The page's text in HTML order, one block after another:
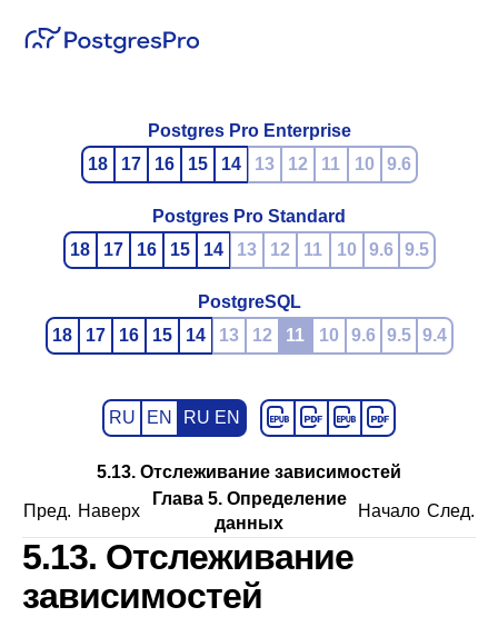
Postgres Pro Enterprise
18
17 16 15 14 13 12 11 10 9.6
Postgres Pro Standard
18
17 16 15 14 13 12 11 10 9.6 9.5
PostgreSQL
18
17 16 15 14 13 12 11 10 9.6 9.5 9.4
RU EN RU EN
5.13. Отслеживание зависимостей
Пред. Наверх
Глава 5. Определение
данных
Начало След.
5.13. Отслеживание
зависимостей